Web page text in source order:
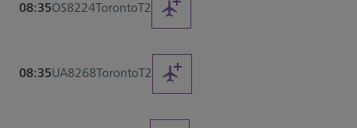
08:35OS8224TorontoT2
08:35UA8268TorontoT2